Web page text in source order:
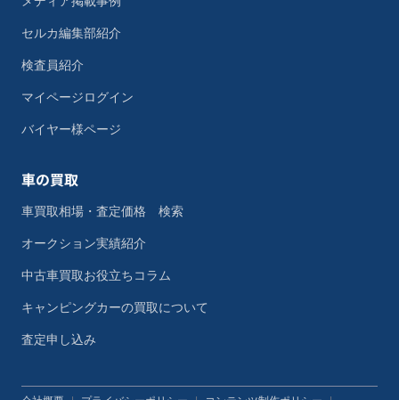
セルカ編集部紹介
検査員紹介
マイページログイン
バイヤー様ページ
車の買取
車買取相場・査定価格 検索
オークション実績紹介
中古車買取お役立ちコラム
キャンピングカーの買取について
査定申し込み